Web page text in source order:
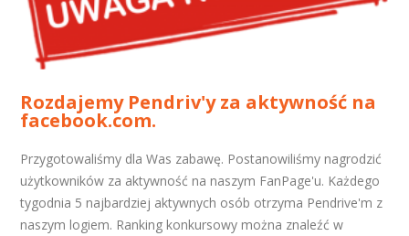
Rozdajemy Pendriv'y za aktywność na
facebook.com.
Przygotowaliśmy dla Was zabawę. Postanowiliśmy nagrodzić
użytkowników za aktywność na naszym FanPage'u. Każdego
tygodnia 5 najbardziej aktywnych osób otrzyma Pendrive'm z
naszym logiem. Ranking konkursowy można znaleźć w